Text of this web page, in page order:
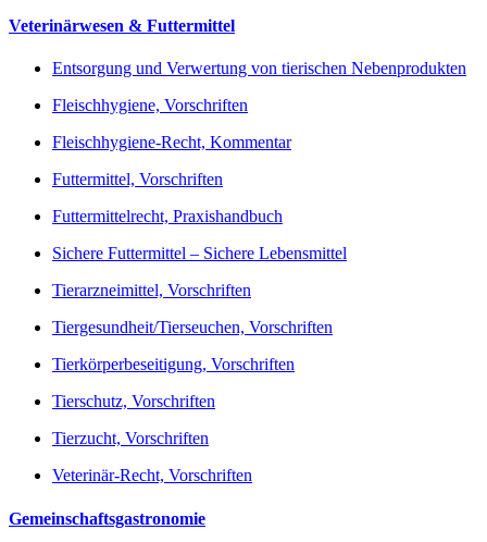
Veterinärwesen & Futtermittel
Entsorgung und Verwertung von tierischen Nebenprodukten
Fleischhygiene, Vorschriften
Fleischhygiene-Recht, Kommentar
Futtermittel, Vorschriften
Futtermittelrecht, Praxishandbuch
Sichere Futtermittel – Sichere Lebensmittel
Tierarzneimittel, Vorschriften
Tiergesundheit/Tierseuchen, Vorschriften
Tierkörperbeseitigung, Vorschriften
Tierschutz, Vorschriften
Tierzucht, Vorschriften
Veterinär-Recht, Vorschriften
Gemeinschaftsgastronomie